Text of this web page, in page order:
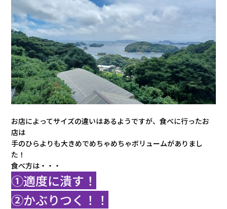
お店によってサイズの違いはあるようですが、食べに行ったお
店は
手のひらよりも大きめでめちゃめちゃボリュームがありまし
た！
食べ方は・・・
①適度に潰す！
②かぶりつく！！